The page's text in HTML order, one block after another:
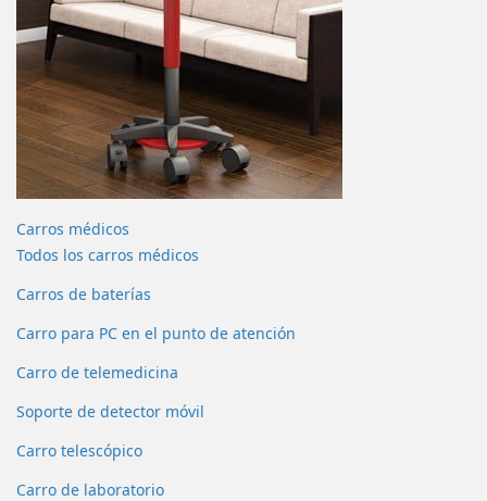
Carros médicos
Todos los carros médicos
Carros de baterías
Carro para PC en el punto de atención
Carro de telemedicina
Soporte de detector móvil
Carro telescópico
Carro de laboratorio